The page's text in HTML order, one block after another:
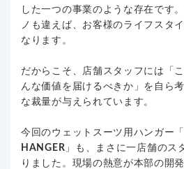
した一つの事業のような存在です
ノも違えば、お客様のライフスタ
なります。
だからこそ、店舗スタッフには「
んな価値を届けるべきか」を自ら
な裁量が与えられています。
今回のウェットスーツ用ハンガー
HANGER 」も、まさに一店舗のス
りました。現場の熱意が本部の開